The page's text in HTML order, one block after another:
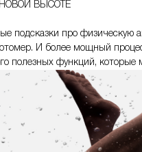
ВЫСОТЕ
подсказки про физическую
И более мощный
полезных функций, которые